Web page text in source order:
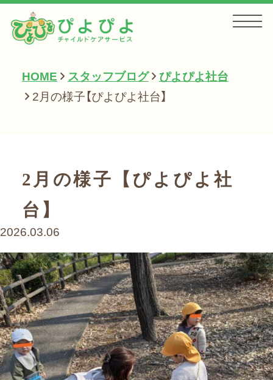
HOME
サービス一覧
会社案内
お問い合わせ
まずはお気軽にお電話ください
0120-930-312
HOME スタッフブログ
ぴよぴよ社台
2月の様子【ぴよぴよ社台】
2月の様子【ぴよぴよ社
台】
2026.03.06